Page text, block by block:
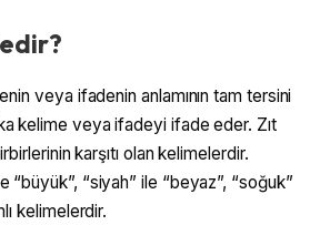
veya ifadenin anlamının tam tersini
kelime veya ifadeyi ifade eder. Zıt
karşıtı olan kelimelerdir.
“büyük”, “siyah” ile “beyaz”, “soğuk”
kelimelerdir.